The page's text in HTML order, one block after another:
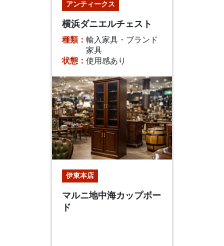
アンティークス
横浜ダニエルチェスト
種類： 輸入家具・ブランド
家具
状態： 使用感あり
伊東本店
マルニ地中海カップボー
ド